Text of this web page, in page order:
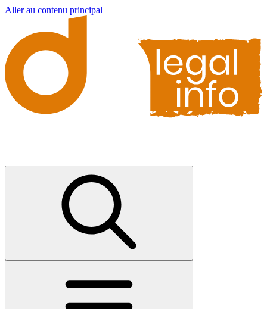
Aller au contenu principal